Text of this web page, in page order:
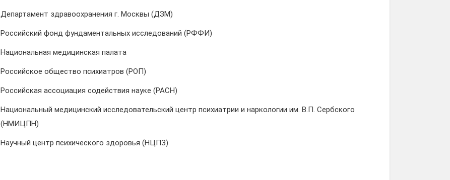
Департамент здравоохранения г. Москвы (ДЗМ)
Российский фонд фундаментальных исследований (РФФИ)
Национальная медицинская палата
Российское общество психиатров (РОП)
Российская ассоциация содействия науке (РАСН)
Национальный медицинский исследовательский центр психиатрии и наркологии им. В.П. Сербского
(НМИЦПН)
Научный центр психического здоровья (НЦПЗ)